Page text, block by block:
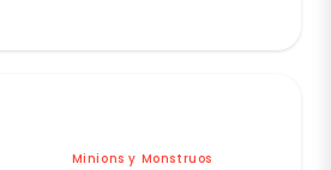
Minions y Monstruos